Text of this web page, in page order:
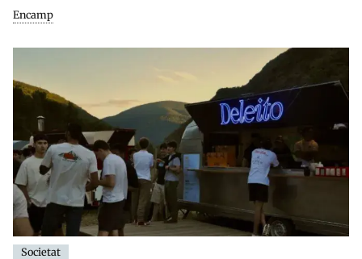
Encamp
Societat